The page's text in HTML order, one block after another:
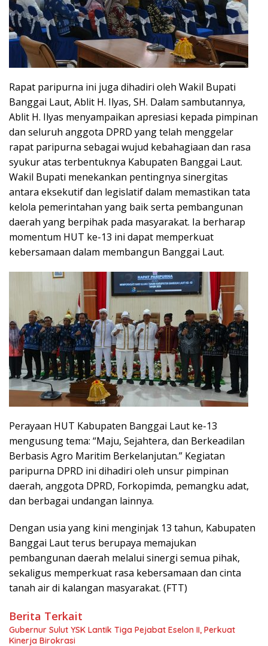
Rapat paripurna ini juga dihadiri oleh Wakil Bupati
Banggai Laut, Ablit H. Ilyas, SH. Dalam sambutannya,
Ablit H. Ilyas menyampaikan apresiasi kepada pimpinan
dan seluruh anggota DPRD yang telah menggelar
rapat paripurna sebagai wujud kebahagiaan dan rasa
syukur atas terbentuknya Kabupaten Banggai Laut.
Wakil Bupati menekankan pentingnya sinergitas
antara eksekutif dan legislatif dalam memastikan tata
kelola pemerintahan yang baik serta pembangunan
daerah yang berpihak pada masyarakat. Ia berharap
momentum HUT ke-13 ini dapat memperkuat
kebersamaan dalam membangun Banggai Laut.
Perayaan HUT Kabupaten Banggai Laut ke-13
mengusung tema: “Maju, Sejahtera, dan Berkeadilan
Berbasis Agro Maritim Berkelanjutan.” Kegiatan
paripurna DPRD ini dihadiri oleh unsur pimpinan
daerah, anggota DPRD, Forkopimda, pemangku adat,
dan berbagai undangan lainnya.
Dengan usia yang kini menginjak 13 tahun, Kabupaten
Banggai Laut terus berupaya memajukan
pembangunan daerah melalui sinergi semua pihak,
sekaligus memperkuat rasa kebersamaan dan cinta
tanah air di kalangan masyarakat. (FTT)
Berita Terkait
Gubernur Sulut YSK Lantik Tiga Pejabat Eselon II, Perkuat
Kinerja Birokrasi